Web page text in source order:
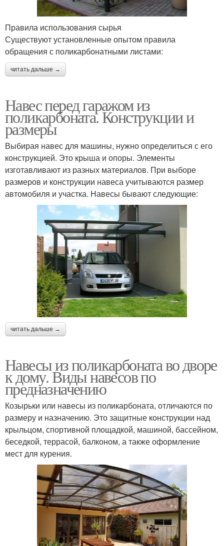
Правила использования сырья
Существуют установленные опытом правила
обращения с поликарбонатными листами:
читать дальше →
Навес перед гаражом из
поликарбоната. Конструкции и
размеры
Выбирая навес для машины, нужно определиться с его
конструкцией. Это крыша и опоры. Элементы
изготавливают из разных материалов. При выборе
размеров и конструкции навеса учитываются размер
автомобиля и участка. Навесы бывают следующие:
читать дальше →
Навесы из поликарбоната во дворе
к дому. Виды навесов по
предназначению
Козырьки или навесы из поликарбоната, отличаются по
размеру и назначению. Это защитные конструкции над
крыльцом, спортивной площадкой, машиной, бассейном,
беседкой, террасой, балконом, а также оформление
мест для курения.